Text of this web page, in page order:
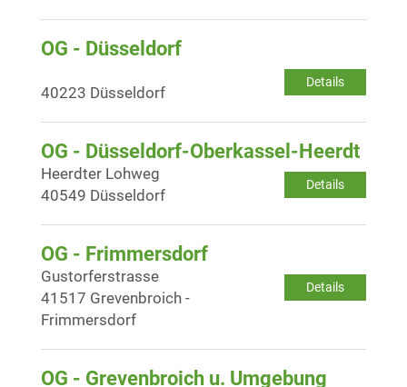
OG - Düsseldorf
Details
40223 Düsseldorf
OG - Düsseldorf-Oberkassel-Heerdt
Details
Heerdter Lohweg
40549 Düsseldorf
OG - Frimmersdorf
Details
Gustorferstrasse
41517 Grevenbroich -
Frimmersdorf
OG - Grevenbroich u. Umgebung